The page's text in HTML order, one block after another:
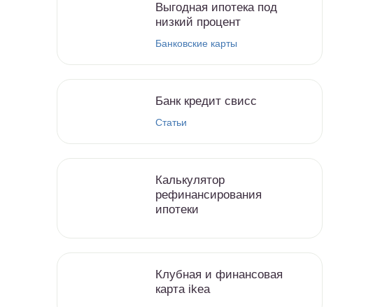
Выгодная ипотека под
низкий процент
Банковские карты
Банк кредит свисс
Статьи
Калькулятор
рефинансирования
ипотеки
Клубная и финансовая
карта ikea